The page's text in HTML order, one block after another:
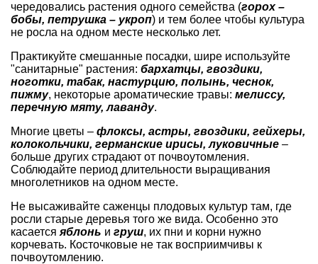
чередовались растения одного семейства (горох–
бобы, петрушка – укроп) и тем более чтобы культура
не росла на одном месте несколько лет.
Практикуйте смешанные посадки, шире используйте
"санитарные" растения: бархатцы, гвоздики,
ноготки, табак, настурцию, полынь, чеснок,
пижму, некоторые ароматические травы: мелиссу,
перечную мяту,лаванду.
Многие цветы – флоксы, астры, гвоздики, гейхеры,
колокольчики, германские ирисы,луковичные –
больше других страдают от почвоутомления.
Соблюдайте период длительности выращивания
многолетников на одном месте.
Не высаживайте саженцы плодовых культур там, где
росли старые деревья того же вида. Особенно это
касается яблонь и груш, их пни и корни нужно
корчевать. Косточковые не так восприимчивы к
почвоутомлению.